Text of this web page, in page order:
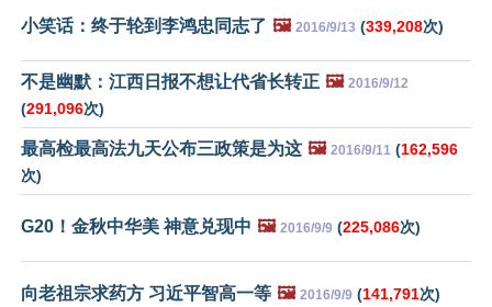
小笑话：终于轮到李鸿忠同志了 🖼️ 2016/9/13 (339,208次)
不是幽默：江西日报不想让代省长转正 🖼️ 2016/9/12
(291,096次)
最高检最高法九天公布三政策是为这 🖼️ 2016/9/11 (162,596
次)
G20！金秋中华美 神意兑现中 🖼️ 2016/9/9 (225,086次)
向老祖宗求药方 习近平智高一等 🖼️ 2016/9/9 (141,791次)